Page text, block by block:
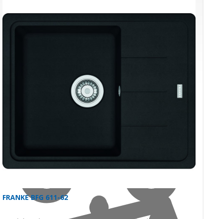
s DPH · doprava zdarma
FRANKE BFG 611-62